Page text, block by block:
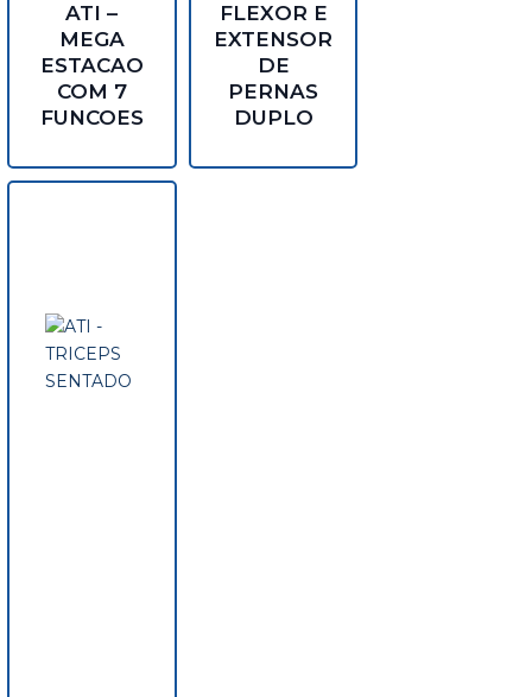
ATI –
MEGA
ESTACAO
COM 7
FUNCOES
FLEXOR E
EXTENSOR
DE
PERNAS
DUPLO